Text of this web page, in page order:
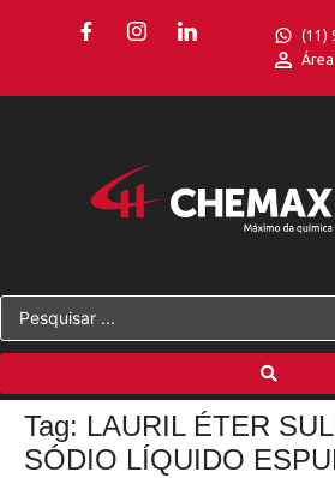
(11)
Tag: LAURIL ÉTER
SÓDIO LÍQUIDO